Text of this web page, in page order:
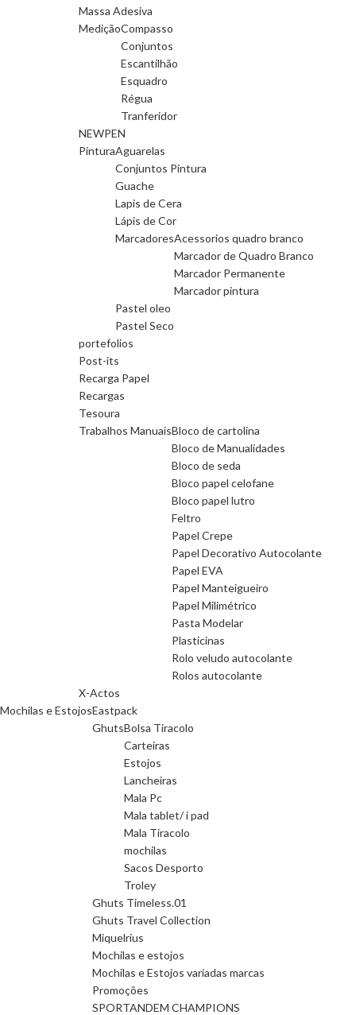
Massa Adesiva
MediçãoCompasso
Conjuntos
Escantilhão
Esquadro
Régua
Tranferidor
NEWPEN
PinturaAguarelas
Conjuntos Pintura
Guache
Lapis de Cera
Lápis de Cor
MarcadoresAcessorios quadro branco
Marcador de Quadro Branco
Marcador Permanente
Marcador pintura
Pastel oleo
Pastel Seco
portefolios
Post-its
Recarga Papel
Recargas
Tesoura
Trabalhos ManuaisBloco de cartolina
Bloco de Manualidades
Bloco de seda
Bloco papel celofane
Bloco papel lutro
Feltro
Papel Crepe
Papel Decorativo Autocolante
Papel EVA
Papel Manteigueiro
Papel Milimétrico
Pasta Modelar
Plasticinas
Rolo veludo autocolante
Rolos autocolante
X-Actos
Mochilas e EstojosEastpack
GhutsBolsa Tiracolo
Carteiras
Estojos
Lancheiras
Mala Pc
Mala tablet/ i pad
Mala Tiracolo
mochilas
Sacos Desporto
Troley
Ghuts Timeless.01
Ghuts Travel Collection
Miquelrius
Mochilas e estojos
Mochilas e Estojos variadas marcas
Promoções
SPORTANDEM CHAMPIONS